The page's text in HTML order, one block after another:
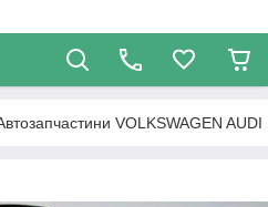
VOLKSWAGEN AUDI